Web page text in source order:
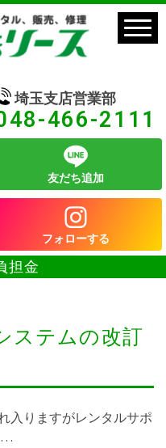
埼玉支店営業部
466-2111
友だち追加
フォローする
担金
ステムの改訂
入りますがレンタルサポ
…